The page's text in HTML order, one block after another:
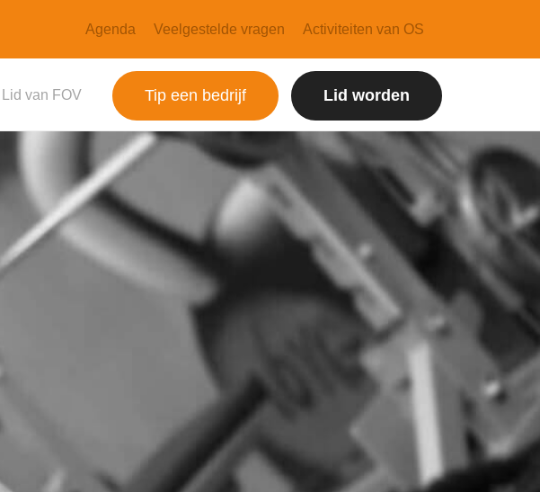
Agenda Veelgestelde vragen Activiteiten van OS
Lid van FOV Tip een bedrijf Lid worden